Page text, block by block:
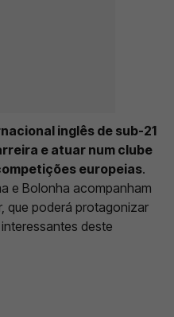
inglês de sub-21
e atuar num clube
europeias.
e Bolonha acompanham
que poderá protagonizar
deste